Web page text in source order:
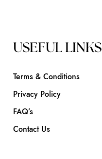
USEFUL LINKS
Terms & Conditions
Privacy Policy
FAQ’s
Contact Us